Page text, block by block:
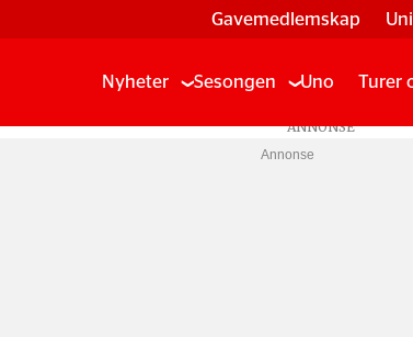
Gavemedlemskap
Nyheter Sesongen Uno Turer
Annonse